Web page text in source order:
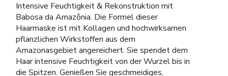
Intensive Feuchtigkeit & Rekonstruktion mit
Babosa da Amazônia. Die Formel dieser
Haarmaske ist mit Kollagen und hochwirksamen
pflanzlichen Wirkstoffen aus dem
Amazonasgebiet angereichert. Sie spendet dem
Haar intensive Feuchtigkeit von der Wurzel bis in
die Spitzen. Genießen Sie geschmeidiges,